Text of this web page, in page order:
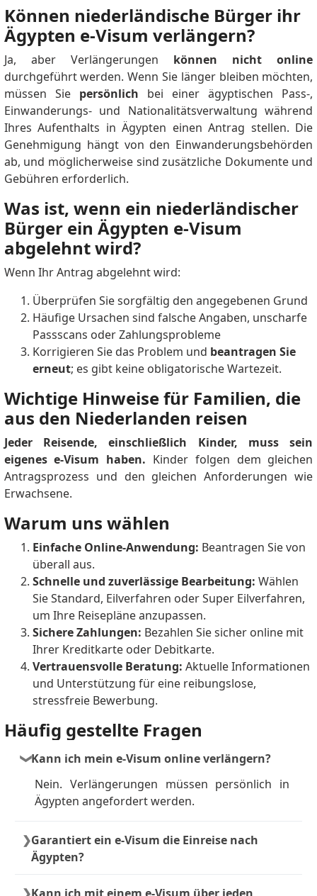
Können niederländische Bürger ihr
Ägypten e-Visum verlängern?
Ja, aber Verlängerungen können nicht online
durchgeführt werden. Wenn Sie länger bleiben möchten,
müssen Sie persönlich bei einer ägyptischen Pass-,
Einwanderungs- und Nationalitätsverwaltung während
Ihres Aufenthalts in Ägypten einen Antrag stellen. Die
Genehmigung hängt von den Einwanderungsbehörden
ab, und möglicherweise sind zusätzliche Dokumente und
Gebühren erforderlich.
Was ist, wenn ein niederländischer
Bürger ein Ägypten e-Visum
abgelehnt wird?
Wenn Ihr Antrag abgelehnt wird:
Überprüfen Sie sorgfältig den angegebenen Grund
Häufige Ursachen sind falsche Angaben, unscharfe
Passscans oder Zahlungsprobleme
Korrigieren Sie das Problem und beantragen Sie
erneut; es gibt keine obligatorische Wartezeit.
Wichtige Hinweise für Familien, die
aus den Niederlanden reisen
Jeder Reisende, einschließlich Kinder, muss sein
eigenes e-Visum haben. Kinder folgen dem gleichen
Antragsprozess und den gleichen Anforderungen wie
Erwachsene.
Warum uns wählen
Einfache Online-Anwendung: Beantragen Sie von
überall aus.
Schnelle und zuverlässige Bearbeitung: Wählen
Sie Standard, Eilverfahren oder Super Eilverfahren,
um Ihre Reisepläne anzupassen.
Sichere Zahlungen: Bezahlen Sie sicher online mit
Ihrer Kreditkarte oder Debitkarte.
Vertrauensvolle Beratung: Aktuelle Informationen
und Unterstützung für eine reibungslose,
stressfreie Bewerbung.
Häufig gestellte Fragen
Kann ich mein e-Visum online verlängern?
Nein. Verlängerungen müssen persönlich in
Ägypten angefordert werden.
Garantiert ein e-Visum die Einreise nach
Ägypten?